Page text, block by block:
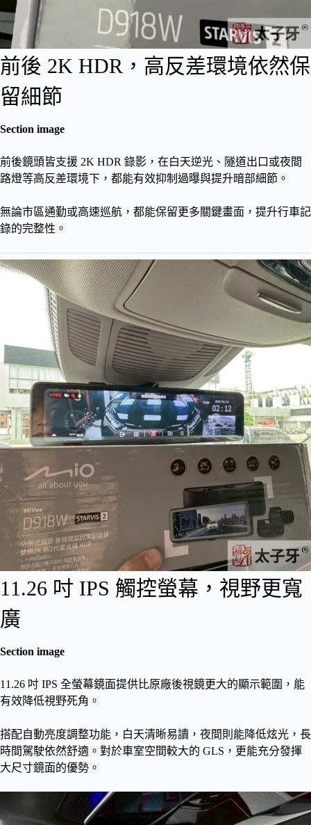
前後 2K HDR，高反差環境依然保
留細節
Section image
前後鏡頭皆支援 2K HDR 錄影，在白天逆光、隧道出口或夜間
路燈等高反差環境下，都能有效抑制過曝與提升暗部細節。
無論市區通勤或高速巡航，都能保留更多關鍵畫面，提升行車記
錄的完整性。
11.26 吋 IPS 觸控螢幕，視野更寬
廣
Section image
11.26 吋 IPS 全螢幕鏡面提供比原廠後視鏡更大的顯示範圍，能
有效降低視野死角。
搭配自動亮度調整功能，白天清晰易讀，夜間則能降低炫光，長
時間駕駛依然舒適。對於車室空間較大的 GLS，更能充分發揮
大尺寸鏡面的優勢。